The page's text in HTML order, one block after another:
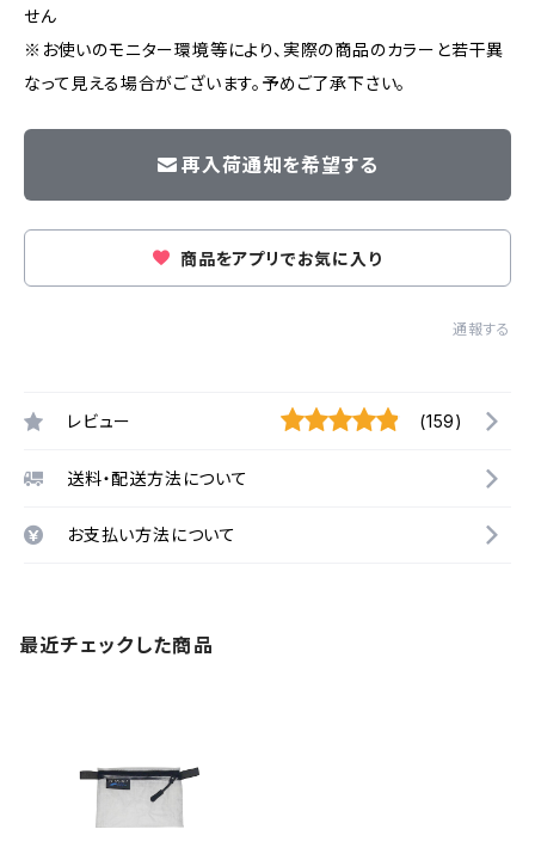
せん
※お使いのモニター環境等により、実際の商品のカラーと若干異
なって見える場合がございます。予めご了承下さい。
再入荷通知を希望する
商品をアプリでお気に入り
通報する
レビュー (159)
送料・配送方法について
お支払い方法について
最近チェックした商品